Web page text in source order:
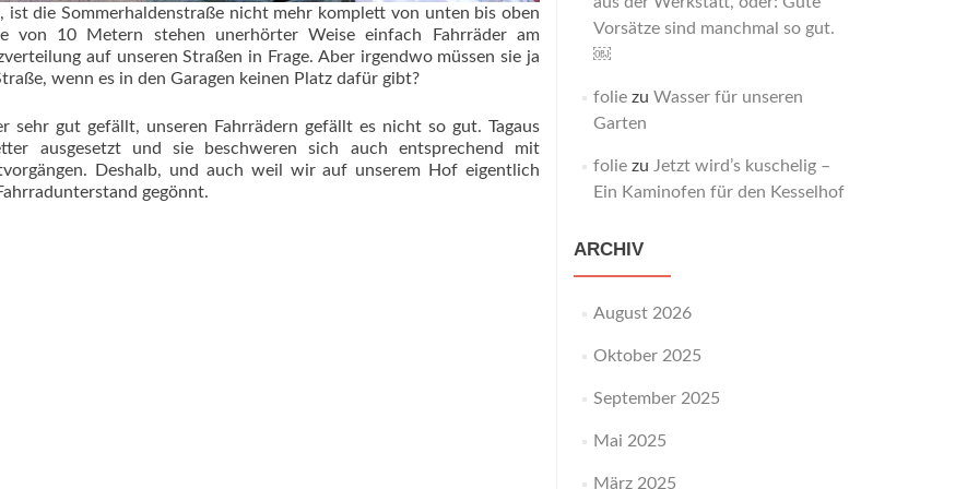
die Sommerhaldenstraße nicht mehr komplett von unten bis oben
von 10 Metern stehen unerhörter Weise einfach Fahrräder am
auf unseren Straßen in Frage. Aber irgendwo müssen sie ja
wenn es in den Garagen keinen Platz dafür gibt?
sehr gut gefällt, unseren Fahrrädern gefällt es nicht so gut. Tagaus
ausgesetzt und sie beschweren sich auch entsprechend mit
Deshalb, und auch weil wir auf unserem Hof eigentlich
gegönnt.
Vorsätze sind manchmal so gut.
￼
foliezu Wasser für unseren
Garten
foliezu Jetzt wird’s kuschelig –
Ein Kaminofen für den Kesselhof
ARCHIV
August 2026
Oktober 2025
September 2025
Mai 2025
März 2025